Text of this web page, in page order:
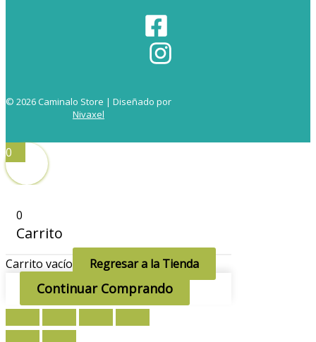
© 2026 Caminalo Store | Diseñado por
Nivaxel
0
0
Carrito
Carrito vacío Regresar a la Tienda
Continuar Comprando